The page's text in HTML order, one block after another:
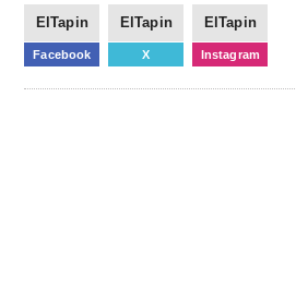
ElTapin
Facebook
ElTapin
X
ElTapin
Instagram